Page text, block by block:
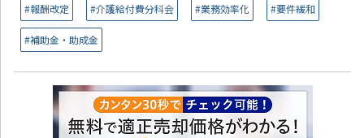
#報酬改定 #介護給付費分科会 #業務効率化 #要件緩和
#補助金・助成金